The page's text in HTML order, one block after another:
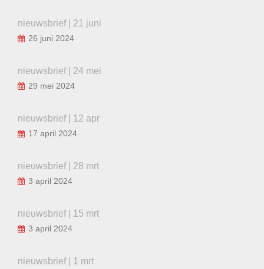
nieuwsbrief | 21 juni
26 juni 2024
nieuwsbrief | 24 mei
29 mei 2024
nieuwsbrief | 12 apr
17 april 2024
nieuwsbrief | 28 mrt
3 april 2024
nieuwsbrief | 15 mrt
3 april 2024
nieuwsbrief | 1 mrt